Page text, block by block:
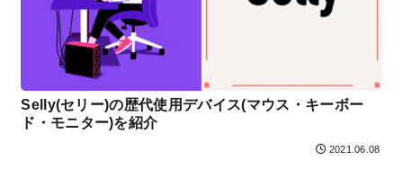
Selly(セリー)の歴代使用デバイス(マウス・キーボー
ド・モニター)を紹介
2021.06.08